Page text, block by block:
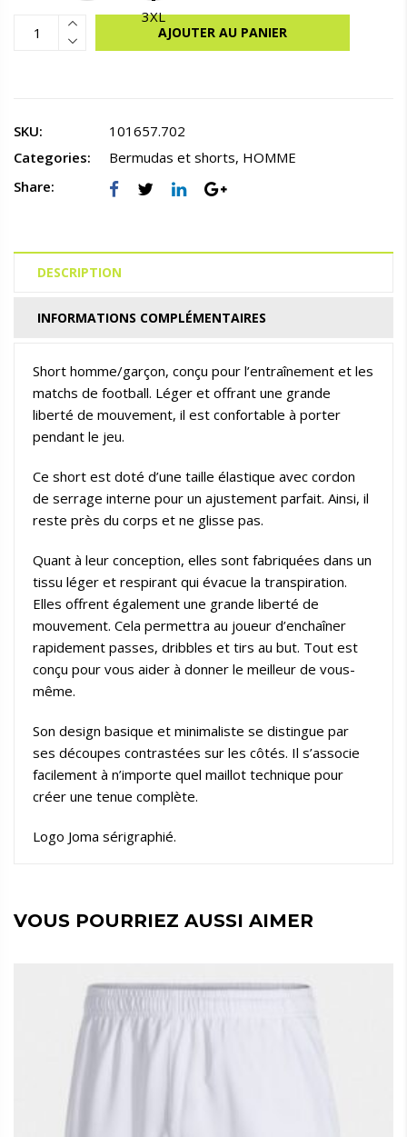
3XL
AJOUTER AU PANIER
SKU:
101657.702
Categories:
Bermudas et shorts, HOMME
Share:
DESCRIPTION
INFORMATIONS COMPLÉMENTAIRES
Short homme/garçon, conçu pour l’entraînement et les
matchs de football. Léger et offrant une grande
liberté de mouvement, il est confortable à porter
pendant le jeu.
Ce short est doté d’une taille élastique avec cordon
de serrage interne pour un ajustement parfait. Ainsi, il
reste près du corps et ne glisse pas.
Quant à leur conception, elles sont fabriquées dans un
tissu léger et respirant qui évacue la transpiration.
Elles offrent également une grande liberté de
mouvement. Cela permettra au joueur d’enchaîner
rapidement passes, dribbles et tirs au but. Tout est
conçu pour vous aider à donner le meilleur de vous-
même.
Son design basique et minimaliste se distingue par
ses découpes contrastées sur les côtés. Il s’associe
facilement à n’importe quel maillot technique pour
créer une tenue complète.
Logo Joma sérigraphié.